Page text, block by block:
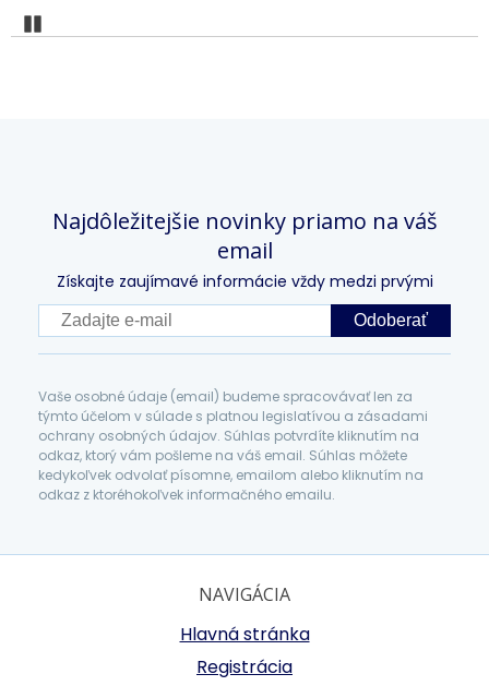
Najdôležitejšie novinky priamo na váš
email
Získajte zaujímavé informácie vždy medzi prvými
Odoberať
Vaše osobné údaje (email) budeme spracovávať len za
týmto účelom v súlade s platnou legislatívou a zásadami
ochrany osobných údajov. Súhlas potvrdíte kliknutím na
odkaz, ktorý vám pošleme na váš email. Súhlas môžete
kedykoľvek odvolať písomne, emailom alebo kliknutím na
odkaz z ktoréhokoľvek informačného emailu.
NAVIGÁCIA
Hlavná stránka
Registrácia